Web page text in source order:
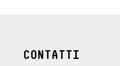
CONTATTI